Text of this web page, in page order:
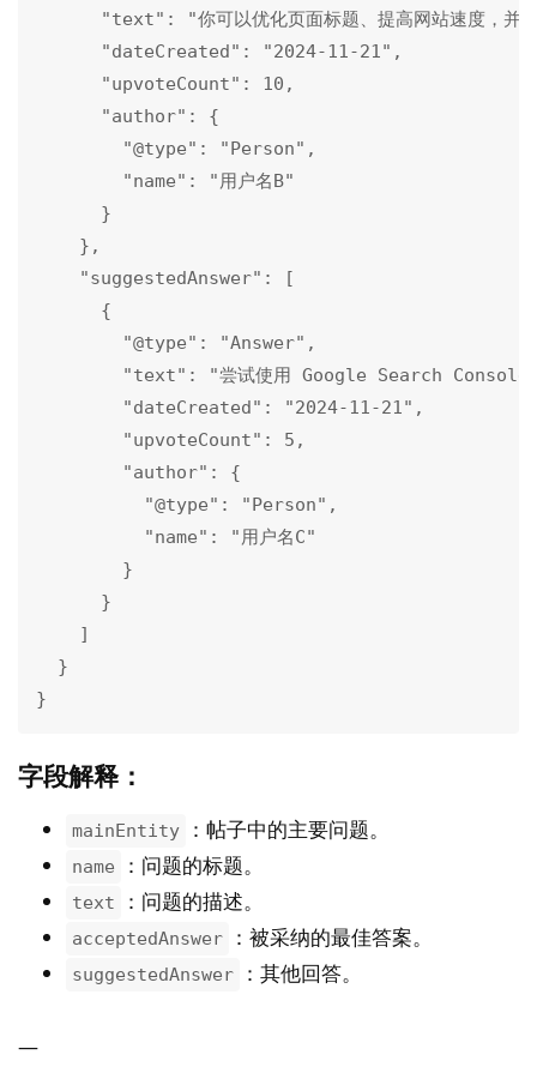
"text": "你可以优化页面标题、提高网站速度，并
      "dateCreated": "2024-11-21",
      "upvoteCount": 10,
      "author": {
        "@type": "Person",
        "name": "用户名B"
      }
    },
    "suggestedAnswer": [
      {
        "@type": "Answer",
"text": "尝试使用 Google Search Console
        "dateCreated": "2024-11-21",
        "upvoteCount": 5,
        "author": {
          "@type": "Person",
          "name": "用户名C"
        }
      }
    ]
  }
}
字段解释：
mainEntity ：帖子中的主要问题。
name ：问题的标题。
text ：问题的描述。
acceptedAnswer ：被采纳的最佳答案。
suggestedAnswer ：其他回答。
—